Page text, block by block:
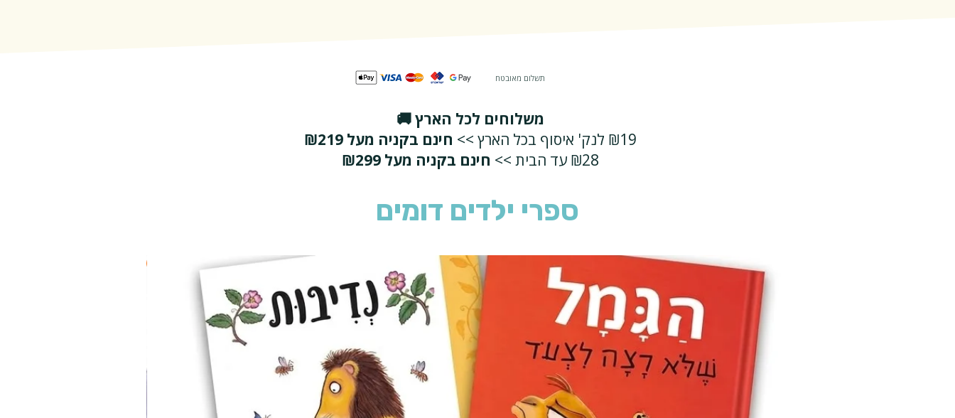
תשלום מאובטח
משלוחים לכל הארץ 🚚
₪19 לנק' איסוף בכל הארץ >>
חינם בקניה מעל ₪219
₪28 עד הבית >>
חינם בקניה מעל ₪299
ספרי ילדים דומים